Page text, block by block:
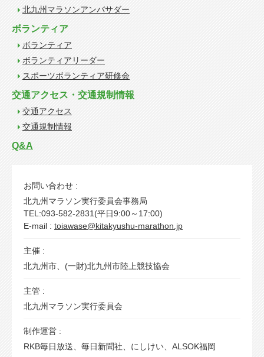
北九州マラソンアンバサダー
ボランティア
ボランティア
ボランティアリーダー
スポーツボランティア研修会
交通アクセス・交通規制情報
交通アクセス
交通規制情報
Q&A
お問い合わせ :
北九州マラソン実行委員会事務局
TEL:093-582-2831(平日9:00～17:00)
E-mail : toiawase@kitakyushu-marathon.jp
主催 :
北九州市、(一財)北九州市陸上競技協会
主管 :
北九州マラソン実行委員会
制作運営 :
RKB毎日放送、毎日新聞社、にしけい、ALSOK福岡